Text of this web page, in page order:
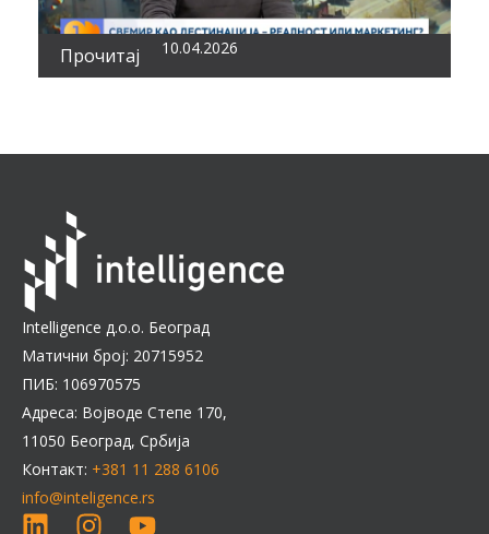
Прочитај 10.04.2026
Intelligence д.о.о. Београд
Матични број: 20715952
ПИБ: 106970575
Адреса: Војводе Степе 170,
11050 Београд, Србија
Контакт: +381 11 288 6106
info@inteligence.rs